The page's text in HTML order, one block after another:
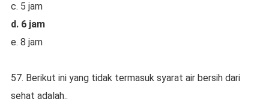
c. 5 jam
d. 6 jam
e. 8 jam
57. Berikut ini yang tidak termasuk syarat air bersih dari
sehat adalah..